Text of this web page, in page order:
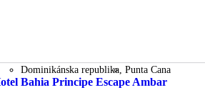
Dominikánska republika Punta Cana
Bahia Principe Escape Ambar